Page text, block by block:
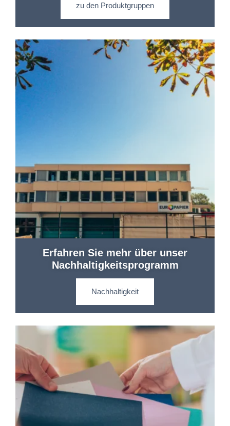
zu den Produktgruppen
Erfahren Sie mehr über unser
Nachhaltigkeitsprogramm
Nachhaltigkeit